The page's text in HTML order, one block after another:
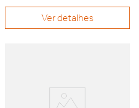
Ver detalhes